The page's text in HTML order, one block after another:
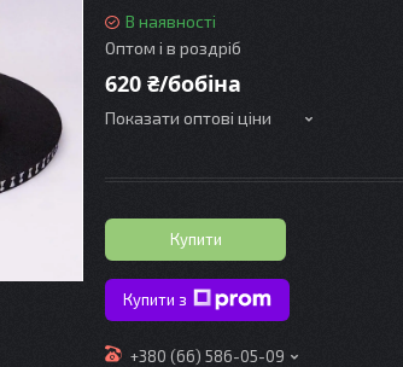
В наявності
Оптом і в роздріб
620 ₴/бобіна
Показати оптові ціни
Купити
Купити з
+380 (66) 586-05-09